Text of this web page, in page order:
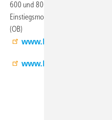
600 und 800 um das Modell
Einstiegsmodell für das
(OB)
www.kaut-hitachi.de
www.bosch.de